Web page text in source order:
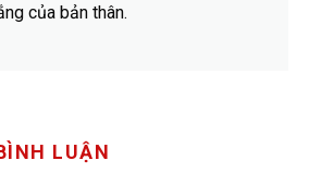
của bản thân.
LUẬN